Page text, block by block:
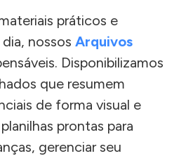
práticos e
nossos Arquivos
Disponibilizamos
que resumem
de forma visual e
prontas para
gerenciar seu